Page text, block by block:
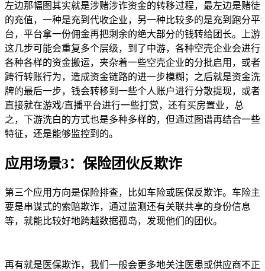
左边那幅图其实就是涉赌涉诈资金的转移过程，最左边是赌徒
的充值，一种是充到代收企业，另一种比较多的是充到跑分平
台，平台拿一份佣金再把剩余的绝大部分的钱转给团长。上游
这几步可能会重复多个层级，到了中游，各种空壳企业会进行
各种各样的资金搬运，夹杂着一些空壳企业的分批启用，或者
跨行转账行为，造成资金链路的进一步模糊；之后就是资金洗
牌的最后一步，钱会转移到一些个人账户进行分散提现，或者
直接就在游戏/直播平台进行一些打赏，还有买房置业，总
之，下游洗白的方式也是多种多样的，但通过图谱再结合一些
特征，还是能够监控到的。
应用场景3：保险团伙反欺诈
第三个应用方向是保险排查，比如车险或医保反欺诈。车险主
要是串谋式的索赔欺诈，通过监测还有关联共享的身份信息
等，就能比较好地跨越数据孤岛，发现他们的团伙。
再有就是医保欺诈，我们一般会更多地关注医患或供应商不正